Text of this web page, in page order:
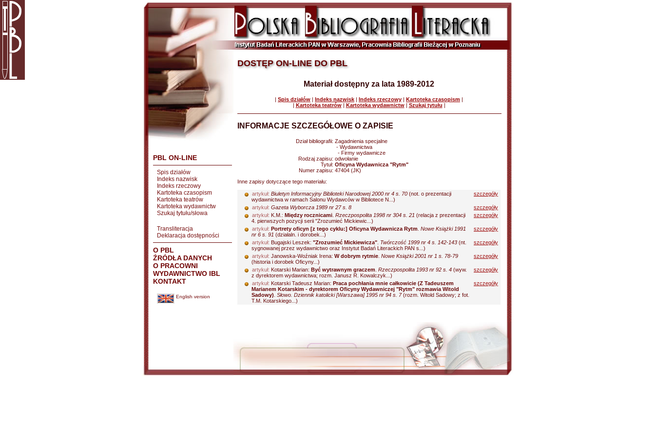
PBL ON-LINE
Spis działów
Indeks nazwisk
Indeks rzeczowy
Kartoteka czasopism
Kartoteka teatrów
Kartoteka wydawnictw
Szukaj tytułu/słowa
Transliteracja
Deklaracja dostępności
O PBL
ŹRÓDŁA DANYCH
O PRACOWNI
WYDAWNICTWO IBL
KONTAKT
English version
DOSTĘP ON-LINE DO PBL
Materiał dostępny za lata 1989-2012
| Spis działów | Indeks nazwisk | Indeks rzeczowy | Kartoteka czasopism |
| Kartoteka teatrów| Kartoteka wydawnictw| Szukaj tytułu |
INFORMACJE SZCZEGÓŁOWE O ZAPISIE
Dział bibliografii: Zagadnienia specjalne
- Wydawnictwa
- Firmy wydawnicze
Rodzaj zapisu: odwołanie
Tytuł: Oficyna Wydawnicza "Rytm"
Numer zapisu: 47404 (JK)
Inne zapisy dotyczące tego materiału:
artykuł: Biuletyn Informacyjny Biblioteki Narodowej 2000 nr 4 s. 70 (not. o prezentacji
wydawnictwa w ramach Salonu Wydawców w Bibliotece N...)
szczegóły
artykuł: Gazeta Wyborcza 1989 nr 27 s. 8
szczegóły
artykuł: K.M.: Między rocznicami Rzeczpospolita 1998 nr 304 s. 21 (relacja z prezentacji
4. pierwszych pozycji serii "Zrozumieć Mickiewic...)
szczegóły
artykuł: Portrety oficyn [z tego cyklu:] Oficyna Wydawnicza Rytm Nowe Książki 1991
nr 6 s. 91 (działaln. i dorobek...)
szczegóły
artykuł: Bugajski Leszek: "Zrozumieć Mickiewicza" Twórczość 1999 nr 4 s. 142-143 (nt.
sygnowanej przez wydawnictwo oraz Instytut Badań Literackich PAN s...)
szczegóły
artykuł: Janowska-Woźniak Irena: W dobrym rytmie Nowe Książki 2001 nr 1 s. 78-79
(historia i dorobek Oficyny...)
szczegóły
artykuł: Kotarski Marian: Być wytrawnym graczem Rzeczpospolita 1993 nr 92 s. 4 (wyw.
z dyrektorem wydawnictwa; rozm. Janusz R. Kowalczyk...)
szczegóły
artykuł: Kotarski Tadeusz Marian: Praca pochłania mnie całkowicie (Z Tadeuszem
Marianem Kotarskim - dyrektorem Oficyny Wydawniczej "Rytm" rozmawia Witold
Sadowy) Słowo. Dziennik katolicki [Warszawa] 1995 nr 94 s. 7(rozm. Witold Sadowy; z fot.
T.M. Kotarskiego...)
szczegóły